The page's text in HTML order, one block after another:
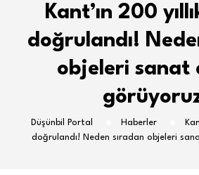
Kant’ın 200
doğrulandı!
objeleri sanat
Düşünbil Portal Haberler
doğrulandı! Neden sıradan objeleri